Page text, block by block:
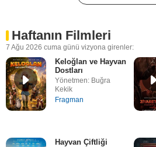
Haftanın Filmleri
7 Ağu 2026 cuma günü vizyona girenler:
Keloğlan ve Hayvan
Dostları
Yönetmen: Buğra
Kekik
Fragman
Hayvan Çiftliği